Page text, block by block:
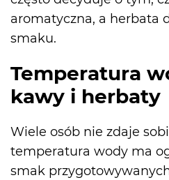
aromatyczna, a herbata
smaku.
Temperatura
kawy i herbaty
Wiele osób nie zdaje
temperatura wody ma
smak